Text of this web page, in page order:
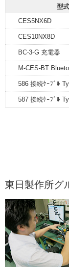
型式
CES5NX6D
CES10NX8D
BC-3-G 充電器
M-CES-BT
586 接続ｹｰﾌﾞﾙ
587 接続ｹｰﾌﾞﾙ
東日製作所グ